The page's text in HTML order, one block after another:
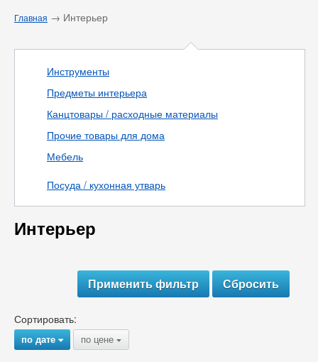
Главная → Интерьер
Инструменты
Предметы интерьера
Канцтовары / расходные материалы
Прочие товары для дома
Мебель
Посуда / кухонная утварь
Интерьер
Сортировать:
по дате{ по цене {